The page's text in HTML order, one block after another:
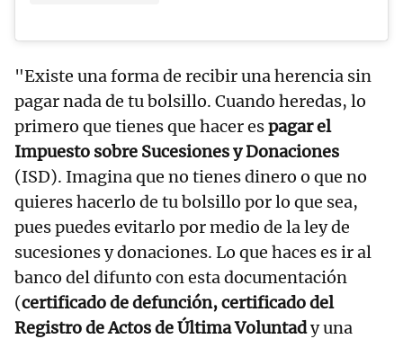
"Existe una forma de recibir una herencia sin
pagar nada de tu bolsillo. Cuando heredas, lo
primero que tienes que hacer espagar el
Impuesto sobre Sucesiones y Donaciones
(ISD). Imagina que no tienes dinero o que no
quieres hacerlo de tu bolsillo por lo que sea,
pues puedes evitarlo por medio de la ley de
sucesiones y donaciones. Lo que haces es ir al
banco del difunto con esta documentación
(certificado de defunción,certificado del
Registro de Actos de Última Voluntady una